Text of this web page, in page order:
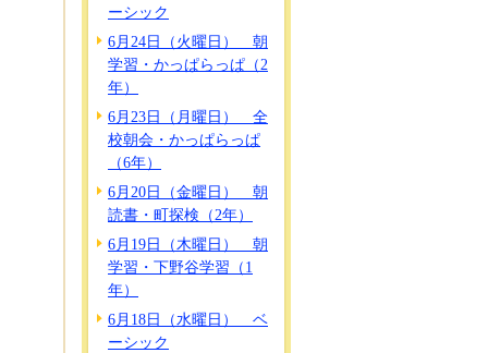
ーシック
6月24日（火曜日） 朝
学習・かっぱらっぱ（2
年）
6月23日（月曜日） 全
校朝会・かっぱらっぱ
（6年）
6月20日（金曜日） 朝
読書・町探検（2年）
6月19日（木曜日） 朝
学習・下野谷学習（1
年）
6月18日（水曜日） ベ
ーシック